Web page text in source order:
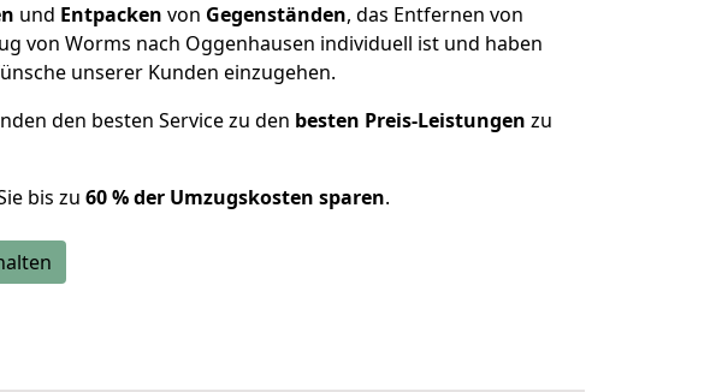
und Entpacken von Gegenständen, das Entfernen von
von Worms nach Oggenhausen individuell ist und haben
unserer Kunden einzugehen.
den besten Service zu den besten Preis-Leistungen zu
bis zu 60 % der Umzugskosten sparen.